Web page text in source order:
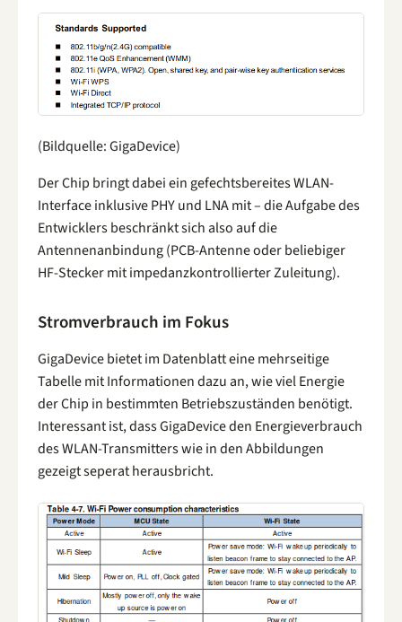
(Bildquelle: GigaDevice)
Der Chip bringt dabei ein gefechtsbereites WLAN-
Interface inklusive PHY und LNA mit – die Aufgabe des
Entwicklers beschränkt sich also auf die
Antennenanbindung (PCB-Antenne oder beliebiger
HF-Stecker mit impedanzkontrollierter Zuleitung).
Stromverbrauch im Fokus
GigaDevice bietet im Datenblatt eine mehrseitige
Tabelle mit Informationen dazu an, wie viel Energie
der Chip in bestimmten Betriebszuständen benötigt.
Interessant ist, dass GigaDevice den Energieverbrauch
des WLAN-Transmitters wie in den Abbildungen
gezeigt seperat herausbricht.